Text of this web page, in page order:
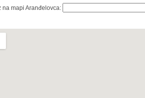
na mapi Aranđelovca: